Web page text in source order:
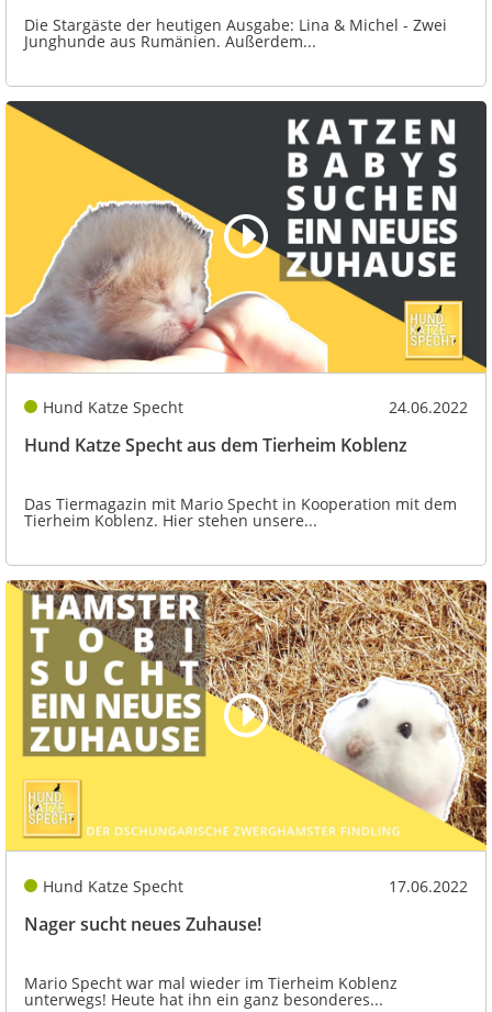
Die Stargäste der heutigen Ausgabe: Lina & Michel - Zwei
Junghunde aus Rumänien. Außerdem...
Hund Katze Specht 24.06.2022
Hund Katze Specht aus dem Tierheim Koblenz
Das Tiermagazin mit Mario Specht in Kooperation mit dem
Tierheim Koblenz. Hier stehen unsere...
Hund Katze Specht 17.06.2022
Nager sucht neues Zuhause!
Mario Specht war mal wieder im Tierheim Koblenz
unterwegs! Heute hat ihn ein ganz besonderes...